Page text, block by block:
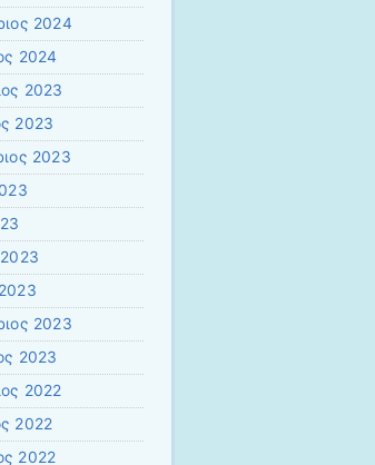
2024
2024
2023
2023
2023
2023
2023
2022
2022
2022